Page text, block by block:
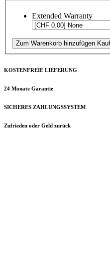
Extended Warranty
Zum Warenkorb hinzufügen
KOSTENFREIE LIEFERUNG
24 Monate Garantie
SICHERES ZAHLUNGSSYSTEM
Zufrieden oder Geld zurück